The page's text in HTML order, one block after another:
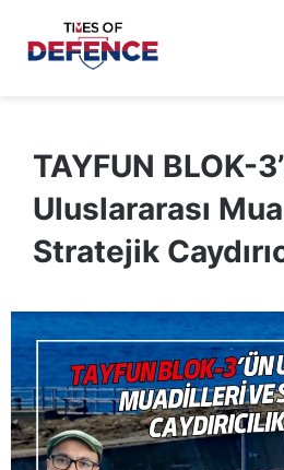
TAYFUN BLOK-
Uluslararası
Stratejik